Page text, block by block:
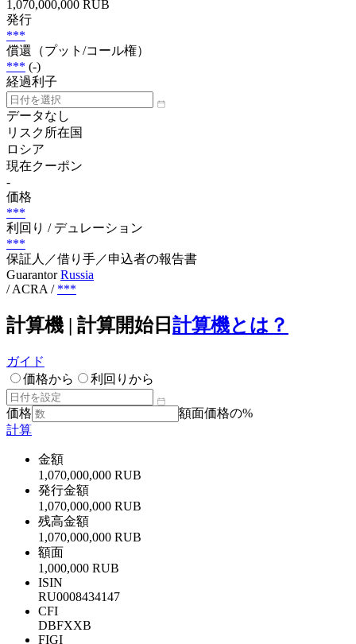
1,070,000,000 RUB
発行
***
償還（プット/コール権）
*** (-)
経過利子
データなし
リスク所在国
ロシア
現在クーポン
-
価格
***
利回り / デュレーション
***
保証人／借り手／申込者の報告書
Guarantor Russia
/ ACRA / ***
計算機 | 計算開始日 計算機とは？
ガイド
価格から
利回りから
価格
額面価格の%
計算
金額
1,070,000,000 RUB
発行金額
1,070,000,000 RUB
残高金額
1,070,000,000 RUB
額面
1,000,000 RUB
ISIN
RU0008434147
CFI
DBFXXB
FIGI